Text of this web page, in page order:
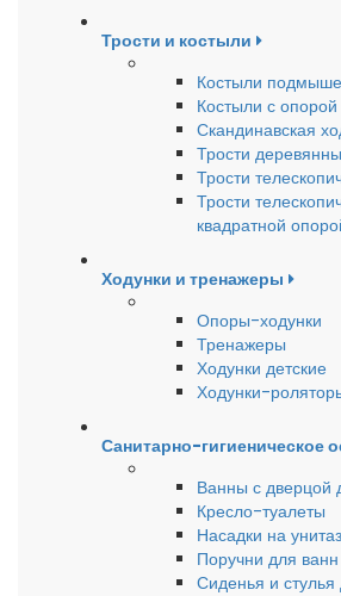
Трости и костыли
Костыли
Костыли с
Скандинавская
Трости
Трости
Трости
квадратной
Ходунки и тренажеры
Опоры-ходунки
Тренажеры
Ходунки детские
Ходунки-
Санитарно-гигиеническое
Ванны с дверцой
Кресло-туалеты
Насадки на унитаз
Поручни для
Сиденья и